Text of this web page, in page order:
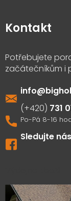
Kontakt
info@
731
Sledujte